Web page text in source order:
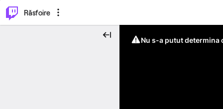
Răsfoire
Nu s-a putut